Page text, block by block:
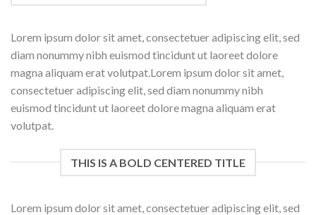
Lorem ipsum dolor sit amet, consectetuer adipiscing elit, sed
diam nonummy nibh euismod tincidunt ut laoreet dolore
magna aliquam erat volutpat.Lorem ipsum dolor sit amet,
consectetuer adipiscing elit, sed diam nonummy nibh
euismod tincidunt ut laoreet dolore magna aliquam erat
volutpat.
THIS IS A BOLD CENTERED TITLE
Lorem ipsum dolor sit amet, consectetuer adipiscing elit, sed